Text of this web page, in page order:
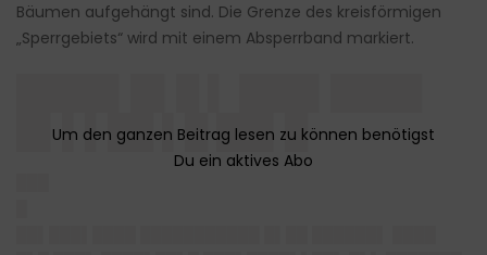
Bäumen aufgehängt sind. Die Grenze des kreisförmigen
„Sperrgebiets“ wird mit einem Absperrband markiert.
█▌▌▌██ ▌█ ██▌█